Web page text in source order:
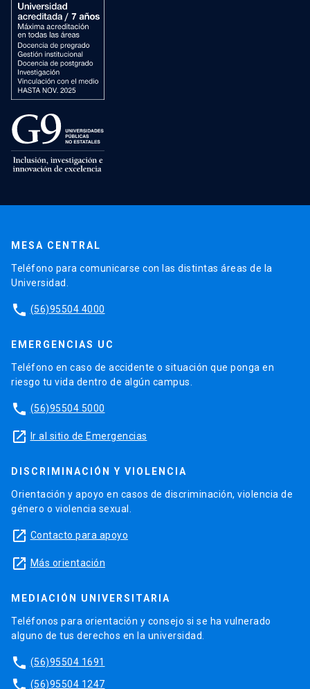
MESA CENTRAL
Teléfono para comunicarse con las distintas áreas de la
Universidad.
phone (56)95504 4000
EMERGENCIAS UC
Teléfono en caso de accidente o situación que ponga en
riesgo tu vida dentro de algún campus.
phone (56)95504 5000
launch Ir al sitio de Emergencias
DISCRIMINACIÓN Y VIOLENCIA
Orientación y apoyo en casos de discriminación, violencia de
género o violencia sexual.
launch Contacto para apoyo
launch Más orientación
MEDIACIÓN UNIVERSITARIA
Teléfonos para orientación y consejo si se ha vulnerado
alguno de tus derechos en la universidad.
phone (56)95504 1691
phone (56)95504 1247